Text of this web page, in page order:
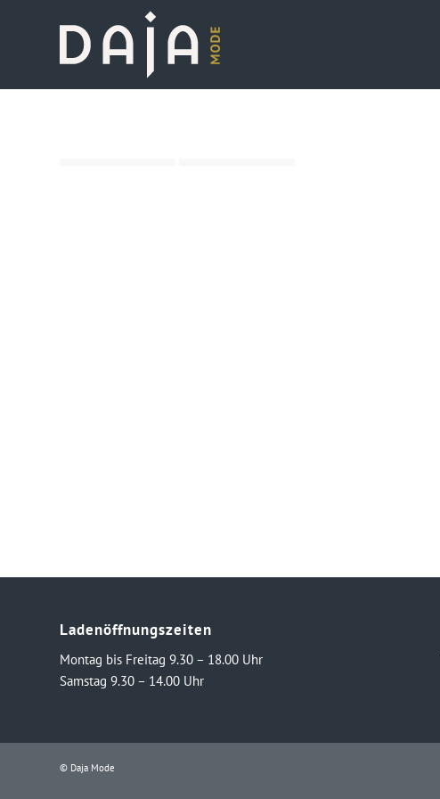
Ladenöffnungszeiten
Montag bis Freitag 9.30 – 18.00 Uhr
Samstag 9.30 – 14.00 Uhr
© Daja Mode